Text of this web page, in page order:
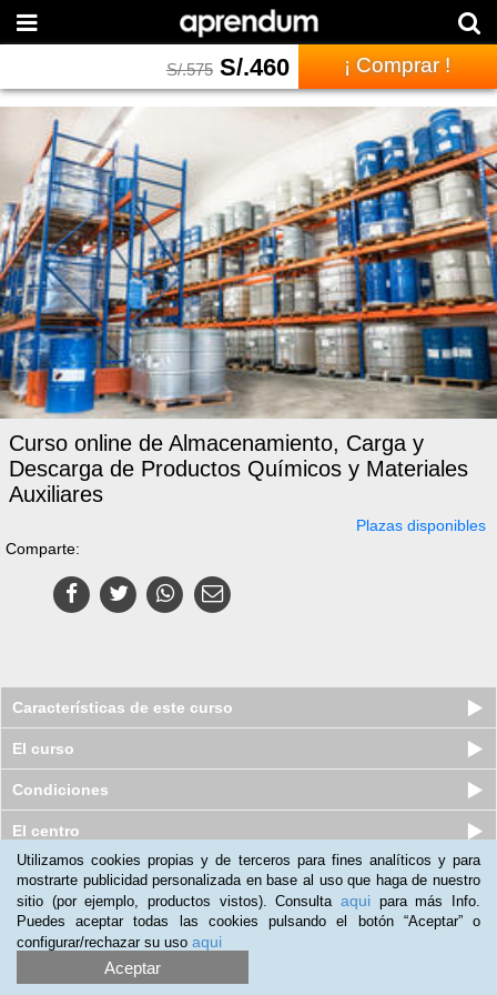
S/.575 S/.460 ¡ Comprar !
Curso online de Almacenamiento, Carga y
Descarga de Productos Químicos y Materiales
Auxiliares
Plazas disponibles
Comparte:
Características de este curso
El curso
Condiciones
El centro
Curso online de Manipulación de
Productos Químicos y de Limpie...
Plazas disponibles
Utilizamos cookies propias y de terceros para fines analíticos y para
mostrarte publicidad personalizada en base al uso que haga de nuestro
sitio (por ejemplo, productos vistos). Consulta aqui para más Info.
Puedes aceptar todas las cookies pulsando el botón “Aceptar” o
configurar/rechazar su uso aqui
Aceptar